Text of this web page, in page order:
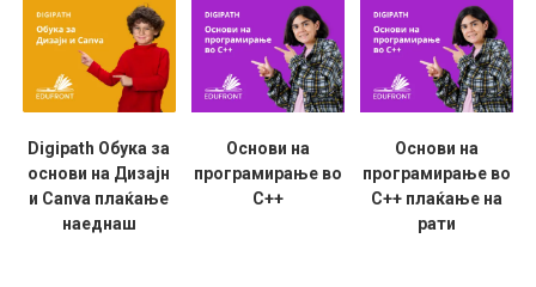
Digipath Обука за
основи на Дизајн
и Canva плаќање
наеднаш
Основи на
програмирање во
C++
Основи на
програмирање во
C++ плаќање на
рати